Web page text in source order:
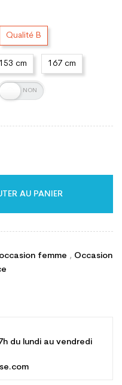
Qualité B
153 cm 167 cm
AU PANIER
femme , Occasion
du lundi au vendredi